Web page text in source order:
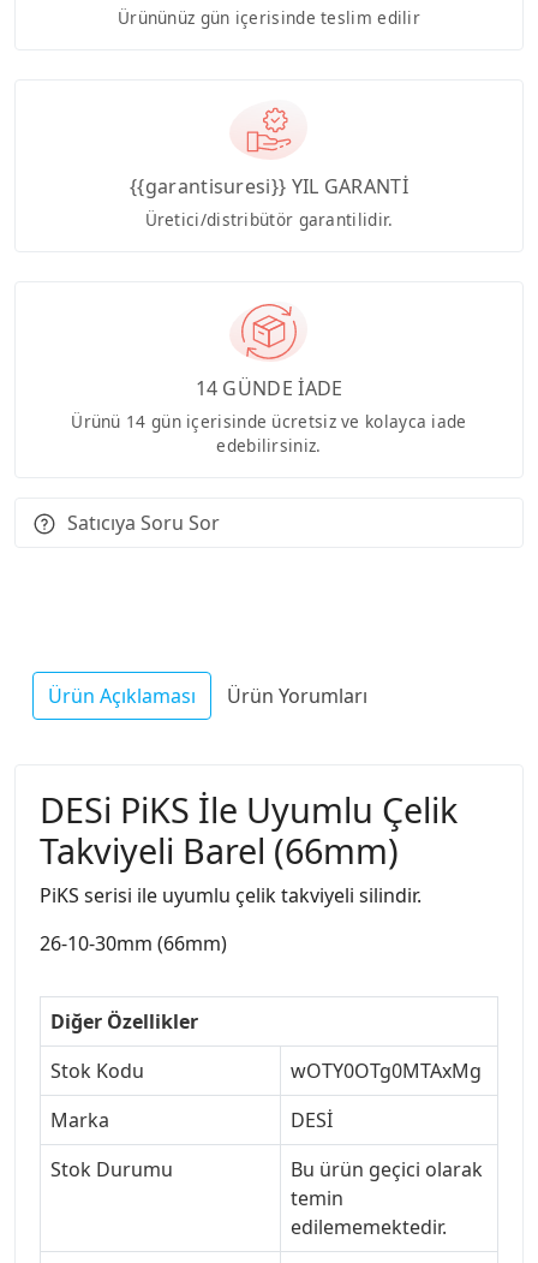
Ürününüz gün içerisinde teslim edilir
{{garantisuresi}} YIL GARANTİ
Üretici/distribütör garantilidir.
14 GÜNDE İADE
Ürünü 14 gün içerisinde ücretsiz ve kolayca iade
edebilirsiniz.
Satıcıya Soru Sor
Ürün Açıklaması Ürün Yorumları
DESi PiKS İle Uyumlu Çelik
Takviyeli Barel (66mm)
PiKS serisi ile uyumlu çelik takviyeli silindir.
26-10-30mm (66mm)
Diğer Özellikler
Stok Kodu
wOTY0OTg0MTAxMg
Marka
DESİ
Stok Durumu
Bu ürün geçici olarak
temin
edilememektedir.